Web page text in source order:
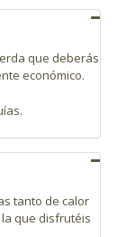
que deberás
económico.
tanto de calor
que disfrutéis